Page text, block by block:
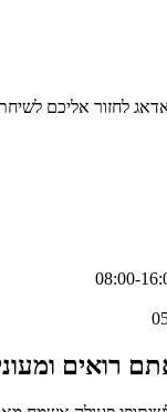
לחזור אליכם